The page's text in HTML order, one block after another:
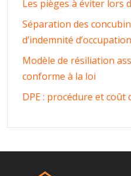
Les pièges à éviter lors
Séparation des
d’indemnité d’occupation
Modèle de résiliation
conforme à la loi
DPE : procédure et coût